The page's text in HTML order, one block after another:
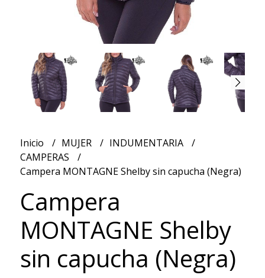
Inicio MUJER
INDUMENTARIA
CAMPERAS
Campera MONTAGNE Shelby sin capucha (Negra)
Campera
MONTAGNE Shelby
sin capucha (Negra)